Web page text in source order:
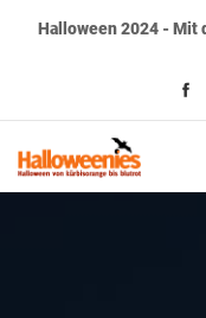
Halloween 2024 - Mit